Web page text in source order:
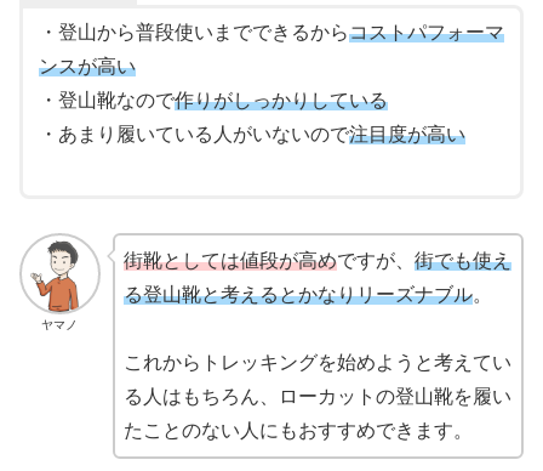
・登山から普段使いまでできるからコストパフォーマ
ンスが高い
・登山靴なので作りがしっかりしている
・あまり履いている人がいないので注目度が高い
ヤマノ
街靴としては値段が高めですが、 街でも使え
る登山靴と考えるとかなりリーズナブル。
これからトレッキングを始めようと考えてい
る人はもちろん、ローカットの登山靴を履い
たことのない人にもおすすめできます。